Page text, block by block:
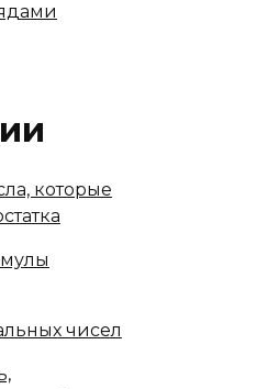
которые
чисел